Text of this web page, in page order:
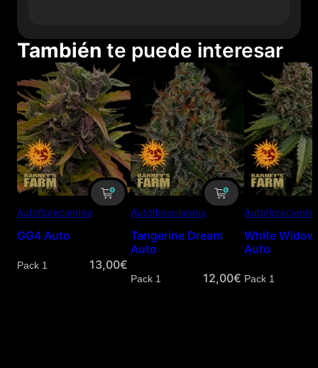
También te puede interesar
Autoflorecientes
GG4 Auto
Cantidad 13,00€
Autoflorecientes
Tangerine Dream
Auto
Cantidad 12,00€
White Widow
Auto
Cantidad